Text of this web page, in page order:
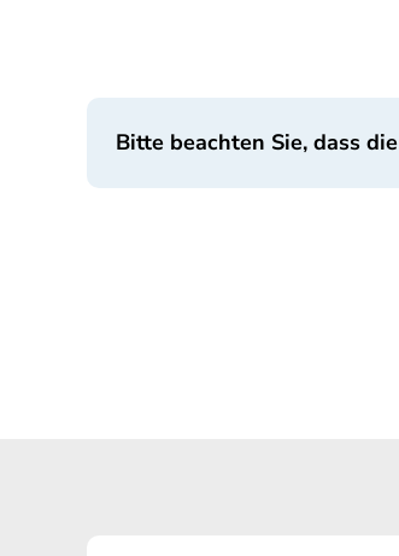
Bitte beachten Sie, dass